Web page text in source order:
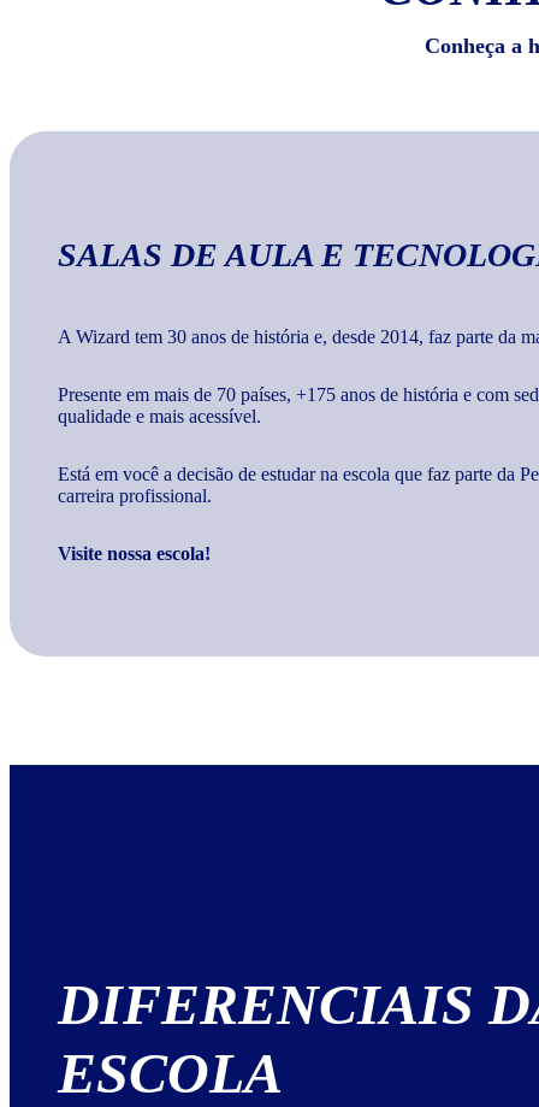
Conheça a
SALAS DE AULA E
A Wizard tem 30 anos de história e, desde 2014, faz parte da
Presente em mais de 70 países, +175 anos de história e com
qualidade e mais acessível.
Está em você a decisão de estudar na escola que faz parte da
carreira profissional.
Visite nossa escola!
DIFERENCIAIS
ESCOLA